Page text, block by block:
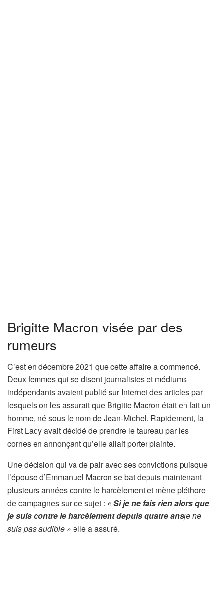
Brigitte Macron visée par des
rumeurs
C’est en décembre 2021 que cette affaire a commencé.
Deux femmes qui se disent journalistes et médiums
indépendants avaient publié sur Internet des articles par
lesquels on les assurait que Brigitte Macron était en fait un
homme, né sous le nom de Jean-Michel. Rapidement, la
First Lady avait décidé de prendre le taureau par les
cornes en annonçant qu’elle allait porter plainte.
Une décision qui va de pair avec ses convictions puisque
l’épouse d’Emmanuel Macron se bat depuis maintenant
plusieurs années contre le harcèlement et mène pléthore
de campagnes sur ce sujet : « Si je ne fais rien alors que
je suis contre le harcèlement depuis quatre ansje ne
suis pas audible » elle a assuré.